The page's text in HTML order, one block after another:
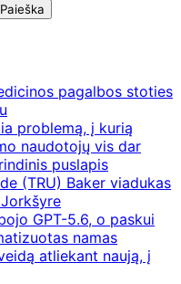
Paieška
pagalbos stoties
problemą, į kurią
naudotojų vis dar
puslapis
(TRU) Baker viadukas
GPT-5.6, o paskui
namas
atliekant naują, į